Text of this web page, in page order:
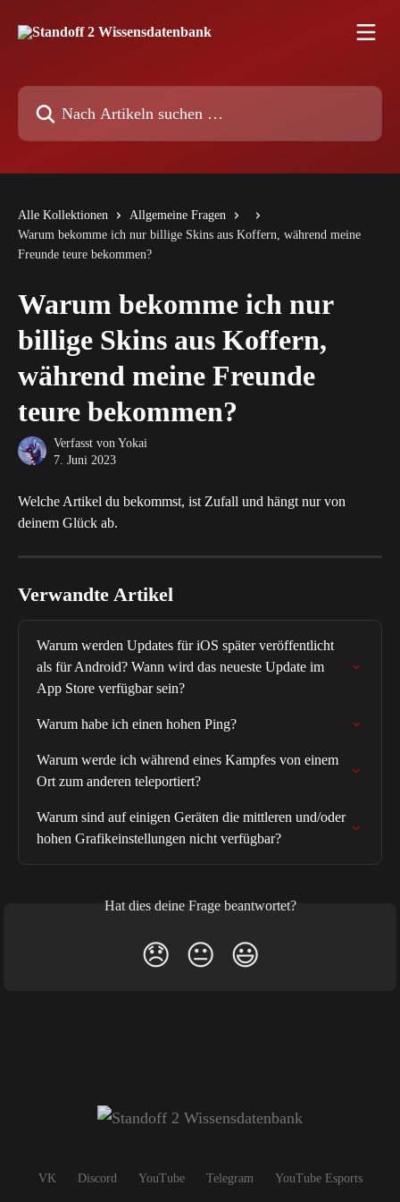
Nach Artikeln suchen …
Alle Kollektionen
Allgemeine Fragen
Warum bekomme ich nur billige Skins aus Koffern, während meine
Freunde teure bekommen?
Warum bekomme ich nur
billige Skins aus Koffern,
während meine Freunde
teure bekommen?
Verfasst von Yokai
7. Juni 2023
Welche Artikel du bekommst, ist Zufall und hängt nur von
deinem Glück ab.
Verwandte Artikel
Warum werden Updates für iOS später veröffentlicht
als für Android? Wann wird das neueste Update im
App Store verfügbar sein?
Warum habe ich einen hohen Ping?
Warum werde ich während eines Kampfes von einem
Ort zum anderen teleportiert?
Warum sind auf einigen Geräten die mittleren und/oder
hohen Grafikeinstellungen nicht verfügbar?
Hat dies deine Frage beantwortet?
😞 😐 😃
VK Discord YouTube Telegram YouTube Esports